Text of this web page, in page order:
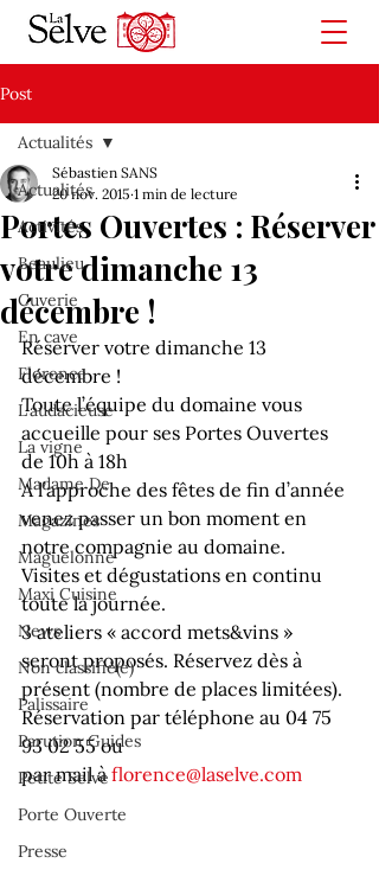
Post
Actualités
Activités
Beaulieu
Cuverie
En cave
Florence
L'audacieuse
La vigne
Madame De
Magazines
Maguelonne
Maxi Cuisine
News
Non classifié(e)
Palissaire
Parution Guides
Petite Selve
Porte Ouverte
Presse
Actualités
Portes Ouvertes : Réserver
votre dimanche 13
décembre !
Sébastien SANS
20 nov. 2015 1 min de lecture
Réserver votre dimanche 13
décembre !
Toute l’équipe du domaine vous
accueille pour ses Portes Ouvertes
de 10h à 18h
A l’approche des fêtes de fin d’année
venez passer un bon moment en
notre compagnie au domaine.
Visites et dégustations en continu
toute la journée.
3 ateliers « accord mets&vins »
seront proposés. Réservez dès à
présent (nombre de places limitées).
Réservation par téléphone au 04 75
93 02 55 ou
par mail à florence@laselve.com